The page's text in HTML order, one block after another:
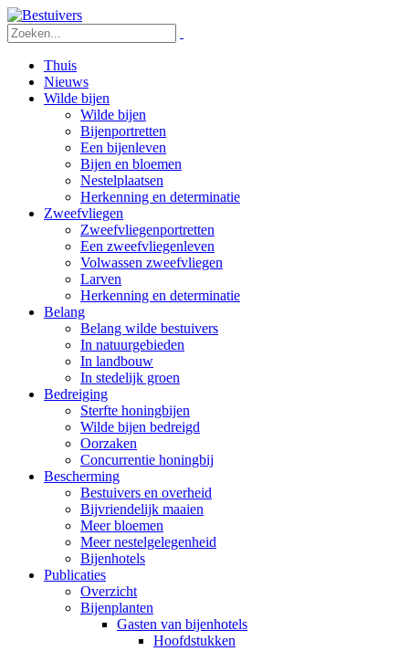
Thuis
Nieuws
Wilde bijen
Wilde bijen
Bijenportretten
Een bijenleven
Bijen en bloemen
Nestelplaatsen
Herkenning en determinatie
Zweefvliegen
Zweefvliegenportretten
Een zweefvliegenleven
Volwassen zweefvliegen
Larven
Herkenning en determinatie
Belang
Belang wilde bestuivers
In natuurgebieden
In landbouw
In stedelijk groen
Bedreiging
Sterfte honingbijen
Wilde bijen bedreigd
Oorzaken
Concurrentie honingbij
Bescherming
Bestuivers en overheid
Bijvriendelijk maaien
Meer bloemen
Meer nestelgelegenheid
Bijenhotels
Publicaties
Overzicht
Bijenplanten
Gasten van bijenhotels
Hoofdstukken